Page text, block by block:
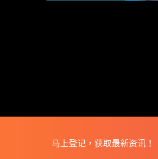
马上登记，获取最新资讯！